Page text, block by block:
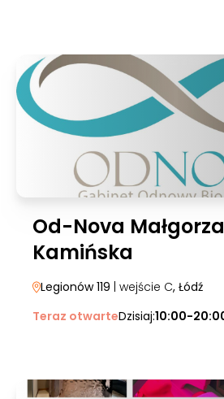
Od-Nova
Kamińska
Legionów 119 | wejście C, Łódź
Teraz otwarteDzisiaj:10:00-